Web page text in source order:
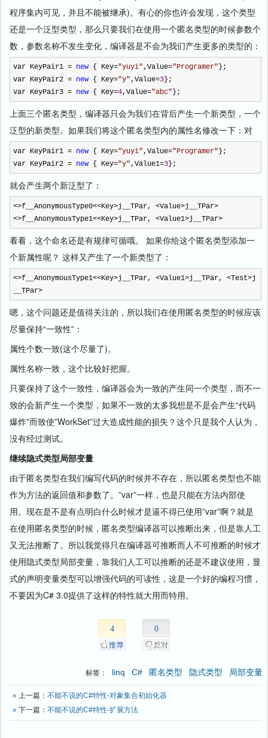
程序集内可见，并且不能被继承)。有心的你也许会发现，这个类型
还是一个泛型类型，那么只要我们在使用一个匿名类型的时候参数个
数，参数名称不发生变化，编译器是不会为我们产生更多的类型的：
var KeyPair1 = new { Key="yuyi",Value="Programer" };
var KeyPair2 = new { Key="y",Value=3 };
var KeyPair3 = new { Key=4,Value="abc" };
上面三个匿名类型，编译器只会为我们在背后产生一个新类型，一个
泛型的新类型。如果我们将这个匿名类型内的属性名修改一下：对
var KeyPair1 = new { Key="yuyi",Value="Programer" };
var KeyPair2 = new { Key="y",Value1=3 };
就会产生两个新泛型了：
<>f__AnonymousType0<<Key>j__TPar, <Value>j__TPar>
<>f__AnonymousType1<<Key>j__TPar, <Value1>j__TPar>
看看，这个命名还是有规律可循哦。 如果你给这个匿名类型添加一
个新属性呢？ 这样又产生了一个新类型了：
<>f__AnonymousType1<<Key>j__TPar, <Value1>j__TPar, <Test>j
__TPar>
嗯，这个问题还是值得关注的，所以我们在使用匿名类型的时候应该
尽量保持“一致性”：
属性个数一致(这个尽量了)。
属性名称一致，这个比较好把握。
只要保持了这个一致性，编译器会为一致的产生同一个类型，而不一
致的会新产生一个类型，如果不一致的太多我想是不是会产生“代码
爆炸”而致使”WorkSet”过大造成性能的损失？这个只是我个人认为，
没有经过测试。
继续隐式类型局部变量
由于匿名类型在我们编写代码的时候并不存在，所以匿名类型也不能
作为方法的返回值和参数了。”var”一样，也是只能在方法内部使
用。现在是不是有点明白什么时候才是逼不得已使用”var”啊？就是
在使用匿名类型的时候，匿名类型编译器可以推断出来，但是靠人工
又无法推断了。所以我觉得只在编译器可推断而人不可推断的时候才
使用隐式类型局部变量，靠我们人工可以推断的还是不建议使用，显
式的声明变量类型可以增强代码的可读性，这是一个好的编程习惯，
不要因为C# 3.0提供了这样的特性就大用而特用。
4 0
标签： linq C# 匿名类型 隐式类型 局部变量
« 上一篇： 不能不说的C#特性-对象集合初始化器
» 下一篇： 不能不说的C#特性-扩展方法